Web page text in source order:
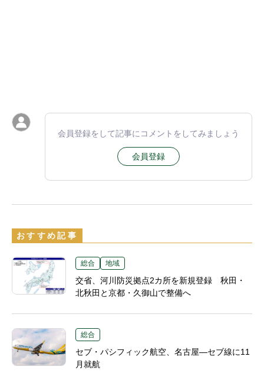
会員登録をして記事にコメントをしてみましょう
会員登録
おすすめ記事
総合 地域
交省、河川防災拠点2カ所を新規登録 秋田・
北秋田と京都・久御山で整備へ
総合
セブ・パシフィック航空、名古屋―セブ線に11
月就航